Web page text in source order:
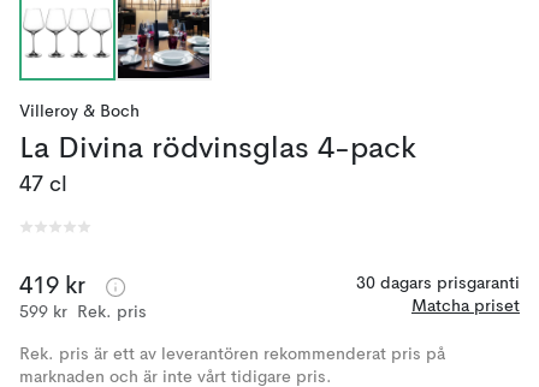
Villeroy & Boch
La Divina rödvinsglas 4-pack
47 cl
419 kr
599 kr Rek. pris
30 dagars prisgaranti
Matcha priset
Rek. pris är ett av leverantören rekommenderat pris på
marknaden och är inte vårt tidigare pris.